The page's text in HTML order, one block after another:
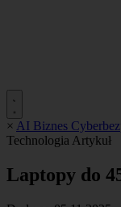
× AI Biznes
Technologia Artykuł
Laptopy do